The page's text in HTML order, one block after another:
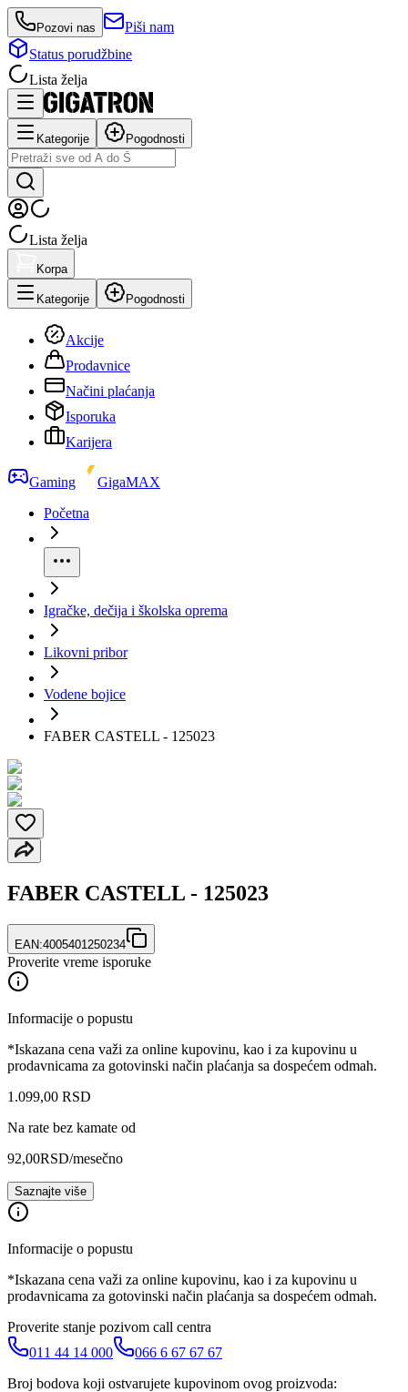
Pozovi nas
Piši nam
Status porudžbine
Lista želja
Kategorije Pogodnosti
Lista želja
Korpa
Kategorije Pogodnosti
Akcije
Prodavnice
Načini plaćanja
Isporuka
Karijera
Gaming
GigaMAX
Početna
Igračke, dečija i školska oprema
Likovni pribor
Vodene bojice
FABER CASTELL - 125023
FABER CASTELL - 125023
EAN:4005401250234
Proverite vreme isporuke
Informacije o popustu
*Iskazana cena važi za online kupovinu, kao i za kupovinu u
prodavnicama za gotovinski način plaćanja sa dospećem odmah.
1.099,00 RSD
Na rate bez kamate od
92,00RSD/mesečno
Saznajte više
Informacije o popustu
*Iskazana cena važi za online kupovinu, kao i za kupovinu u
prodavnicama za gotovinski način plaćanja sa dospećem odmah.
Proverite stanje pozivom call centra
011 44 14 000
066 6 67 67 67
Broj bodova koji ostvarujete kupovinom ovog proizvoda: